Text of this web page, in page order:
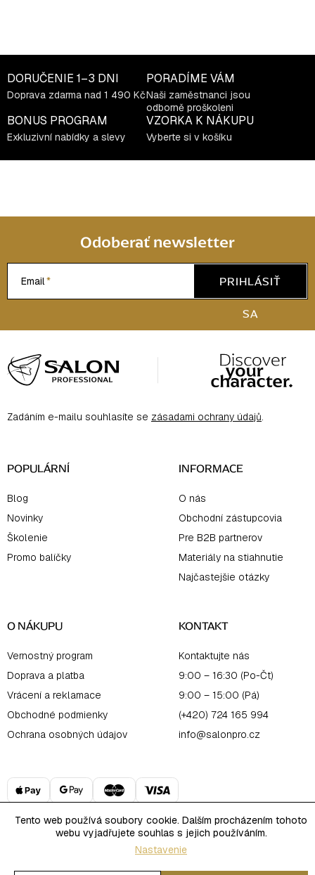
Tento web používá soubory cookie. Dalším procházením tohoto
webu vyjadřujete souhlas s jejich používáním.
Nastavenie
l
d
a
c
i
k
ý
i
DORUČENIE 1–3 DNI
Doprava zdarma nad 1 490 Kč
PORADÍME VÁM
Naši zaměstnanci jsou
odborně proškoleni
BONUS PROGRAM
Exkluzivní nabídky a slevy
VZORKA K NÁKUPU
Vyberte si v košíku
Odoberať newsletter
Email
PRIHLÁSIŤ
SA
á
p
ä
e
Zadáním e-mailu souhlasíte se zásadami ochrany údajů.
POPULÁRNÍ
Blog
Novinky
Školenie
Promo balíčky
INFORMACE
O nás
Obchodní zástupcovia
Pre B2B partnerov
Materiály na stiahnutie
Najčastejšie otázky
O NÁKUPU
Vernostný program
Doprava a platba
Vrácení a reklamace
Obchodné podmienky
Ochrana osobných údajov
KONTAKT
Kontaktujte nás
9:00 – 16:30 (Po-Čt)
9:00 – 15:00 (Pá)
(+420) 724 165 994
info@salonpro.cz